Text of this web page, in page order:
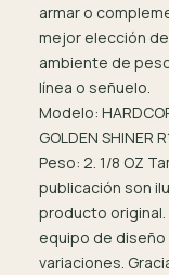
armar o
mejor elección
ambiente de
línea o señuelo.
Modelo:
GOLDEN
Peso: 2. 1/8 OZ
publicación son
producto
equipo de diseño
variaciones.